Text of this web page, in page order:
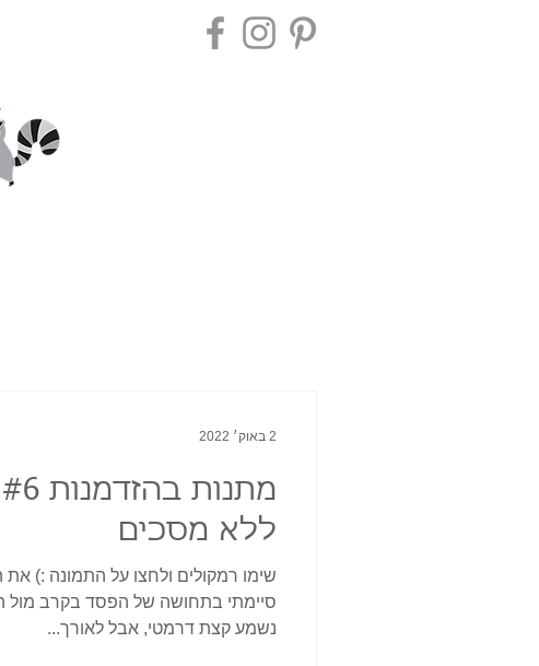
ללא מסכים
שימו רמקולים ולחצו על התמונה :) את
סיימתי בתחושה של הפסד בקרב מול
נשמע קצת דרמטי, אבל לאורך...
2 באוק׳ 2022